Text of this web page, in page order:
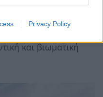
Privacy Policy
βιώσιμης ανάπτυξης
ότι η παγκόσμια
και βιωματική